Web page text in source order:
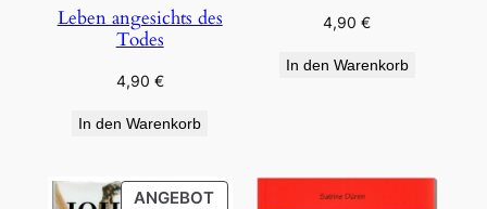
Leben angesichts des
Todes
4,90 €
In den Warenkorb
4,90€
In den Warenkorb
ANGEBOTPRODUKT